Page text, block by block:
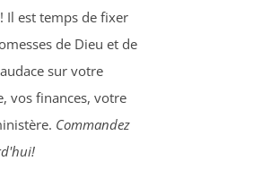
Il est temps de fixer
de Dieu et de
sur votre
vos finances, votre
Commandez